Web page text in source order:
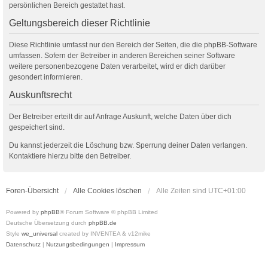
persönlichen Bereich gestattet hast.
Geltungsbereich dieser Richtlinie
Diese Richtlinie umfasst nur den Bereich der Seiten, die die phpBB-Software
umfassen. Sofern der Betreiber in anderen Bereichen seiner Software
weitere personenbezogene Daten verarbeitet, wird er dich darüber
gesondert informieren.
Auskunftsrecht
Der Betreiber erteilt dir auf Anfrage Auskunft, welche Daten über dich
gespeichert sind.
Du kannst jederzeit die Löschung bzw. Sperrung deiner Daten verlangen.
Kontaktiere hierzu bitte den Betreiber.
Foren-Übersicht Alle Cookies löschen Alle Zeiten sind UTC+01:00
Powered by phpBB® Forum Software © phpBB Limited
Deutsche Übersetzung durch phpBB.de
Style we_universal created by INVENTEA & v12mike
Datenschutz | Nutzungsbedingungen | Impressum